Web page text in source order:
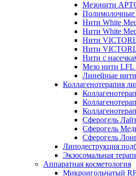
Мезонити
Полимолочные
Нити White
Нити White
Нити
Нити
Нити с
Мезо нити LFL
Линейные
Коллагенотерапия
Сферогель
Сферогель
Сферогель
Липодеструкция
Экзосомальная
Аппаратная косметология
Микроигольчатый